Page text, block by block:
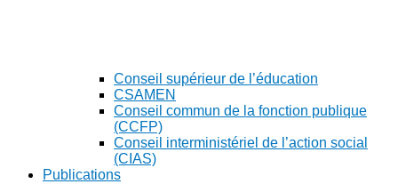
Conseil supérieur de l’éducation
CSAMEN
Conseil commun de la fonction publique
(CCFP)
Conseil interministériel de l’action social
(CIAS)
Publications